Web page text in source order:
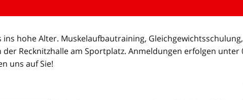
hohe Alter. Muskelaufbautraining,
Recknitzhalle am Sportplatz. Anmeldungen erfolgen unter
uns auf Sie!